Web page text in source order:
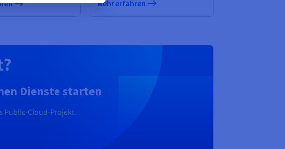
Mehr erfahren
Dienste starten
Public-Cloud-Projekt.